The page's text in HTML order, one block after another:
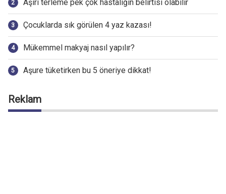
Aşırı terleme pek çok hastalığın belirtisi olabilir
Çocuklarda sık görülen 4 yaz kazası!
Mükemmel makyaj nasıl yapılır?
Aşure tüketirken bu 5 öneriye dikkat!
Reklam